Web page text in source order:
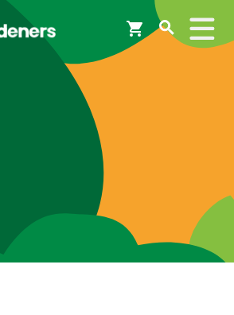
Webshop
Workshops
Tips & Inspiratie
Op de kaart